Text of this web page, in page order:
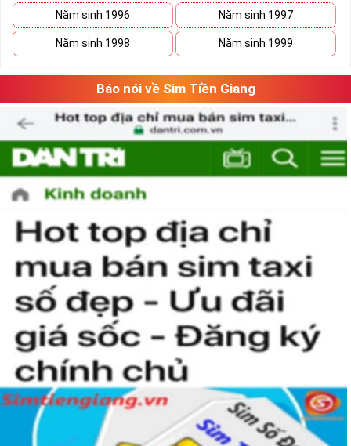
Năm sinh 1996 Năm sinh 1997
Năm sinh 1998 Năm sinh 1999
Báo nói về Sim Tiền Giang